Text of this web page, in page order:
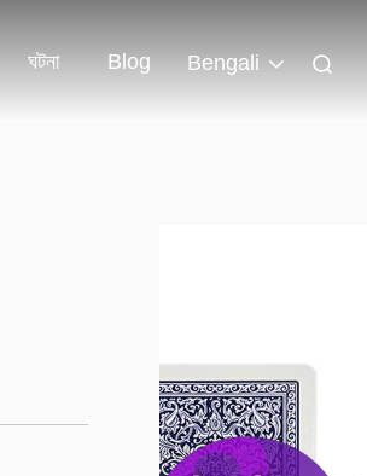
ঘটনা Blog Bengali